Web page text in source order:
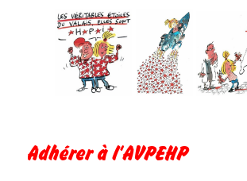
Adhérer à l'AVPEHP